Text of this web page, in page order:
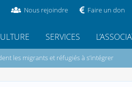
Nous rejoindre Faire un don
SERVICES
les migrants et réfugiés à s’intégrer